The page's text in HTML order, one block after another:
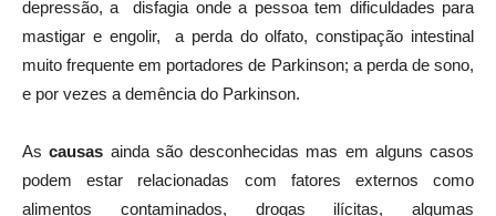
mastigar e engolir, a perda do olfato, constipação intestinal
muito frequente em portadores de Parkinson; a perda de sono,
e por vezes a demência do Parkinson.
podem estar relacionadas com fatores externos como
alimentos contaminados, drogas ilícitas, algumas